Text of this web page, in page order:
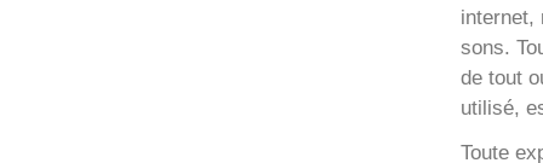
internet,
sons.
de tout
utilisé,
Toute